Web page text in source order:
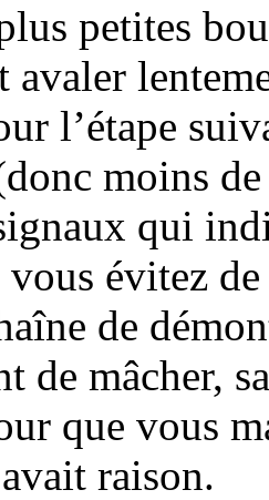
petites
avaler
l’étape
moins
qui
évitez
de
de mâcher,
que vous
raison.